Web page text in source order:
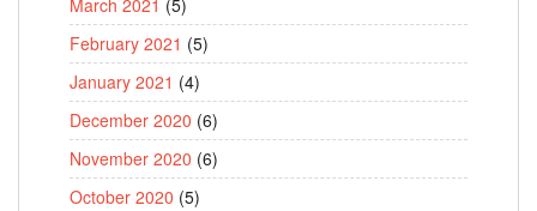
March 2021 (5)
February 2021 (5)
January 2021 (4)
December 2020 (6)
November 2020 (6)
October 2020 (5)